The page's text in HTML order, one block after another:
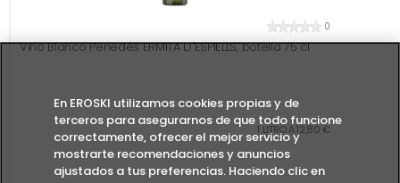
0
Vino Blanco Penedés ERMITA D'ESPIELLS, botella 75 cl
1 LITRO A 12,80 €
En EROSKI utilizamos cookies propias y de
terceros para asegurarnos de que todo funcione
correctamente, ofrecer el mejor servicio y
mostrarte recomendaciones y anuncios
ajustados a tus preferencias. Haciendo clic en